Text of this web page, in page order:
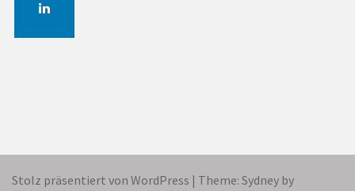
Stolz präsentiert von WordPress | Theme: Sydney by